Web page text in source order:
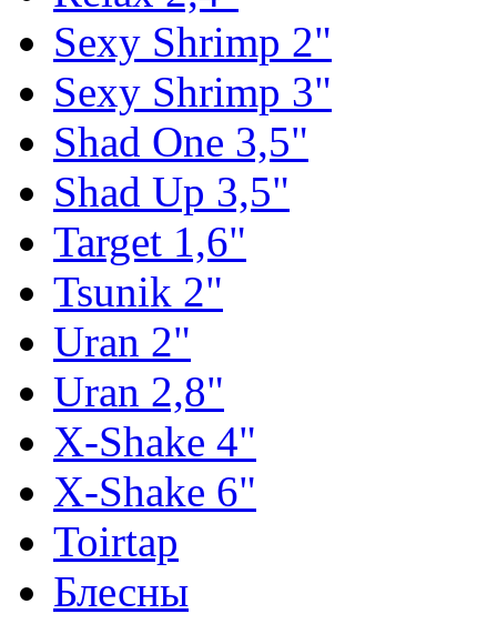
Sexy Shrimp 2"
Sexy Shrimp 3"
Shad One 3,5"
Shad Up 3,5"
Target 1,6"
Tsunik 2"
Uran 2"
Uran 2,8"
X-Shake 4"
X-Shake 6"
Toirtap
Блесны